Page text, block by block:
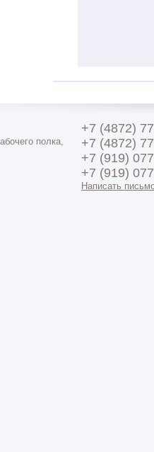
полка,
+7 (4872)
+7 (4872)
+7 (919)
+7 (919)
Написать